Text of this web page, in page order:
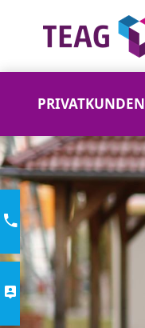
PRIVATKUNDEN